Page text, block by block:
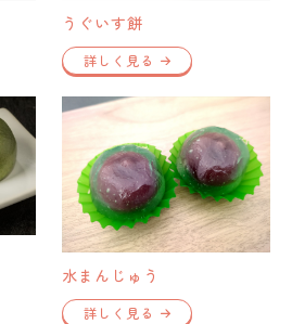
うぐいす餅
詳しく見る
水まんじゅう
詳しく見る